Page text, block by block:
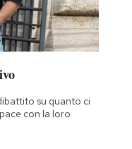
su quanto ci
con la loro